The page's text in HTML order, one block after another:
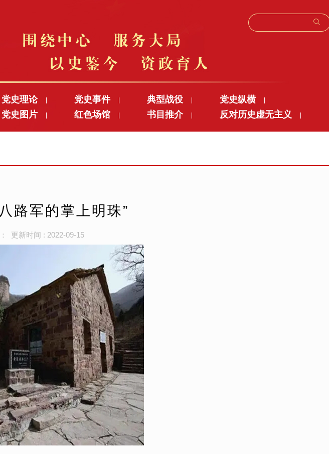
党史理论 党史事件 典型战役 党史纵横
党史图片 红色场馆 书目推介 反对历史虚无主义
路军的掌上明珠”
更新时间 : 2022-09-15